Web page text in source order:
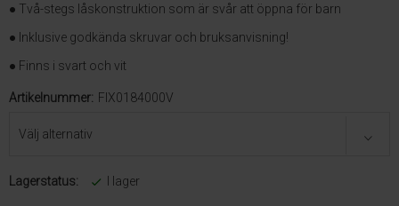
● Två-stegs låskonstruktion som är svår att öppna för barn
● Inklusive godkända skruvar och bruksanvisning!
● Finns i svart och vit
Artikelnummer: FIX0184000V
Lagerstatus: I lager